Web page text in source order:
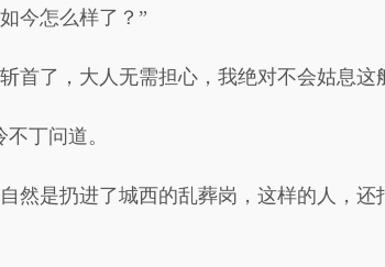
今怎么样了？”
首了，大人无需担心，我绝对不会姑息这
丁问道。
然是扔进了城西的乱葬岗，这样的人，还